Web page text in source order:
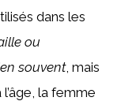
dans les
ou
souvent, mais
la femme